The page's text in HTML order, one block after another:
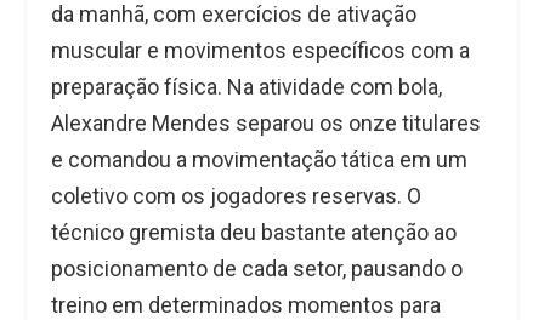
da manhã, com exercícios de ativação
muscular e movimentos específicos com a
preparação física. Na atividade com bola,
Alexandre Mendes separou os onze titulares
e comandou a movimentação tática em um
coletivo com os jogadores reservas. O
técnico gremista deu bastante atenção ao
posicionamento de cada setor, pausando o
treino em determinados momentos para